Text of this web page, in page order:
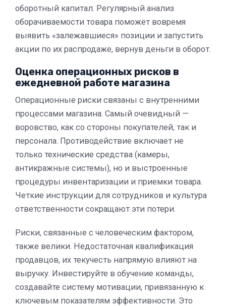
оборотный капитал. Регулярный анализ
оборачиваемости товара поможет вовремя
выявить «залежавшиеся» позиции и запустить
акции по их распродаже, вернув деньги в оборот.
Оценка операционных рисков в
ежедневной работе магазина
Операционные риски связаны с внутренними
процессами магазина. Самый очевидный —
воровство, как со стороны покупателей, так и
персонала. Противодействие включает не
только технические средства (камеры,
антикражные системы), но и выстроенные
процедуры инвентаризации и приемки товара.
Четкие инструкции для сотрудников и культура
ответственности сокращают эти потери.
Риски, связанные с человеческим фактором,
также велики. Недостаточная квалификация
продавцов, их текучесть напрямую влияют на
выручку. Инвестируйте в обучение команды,
создавайте систему мотивации, привязанную к
ключевым показателям эффективности. Это